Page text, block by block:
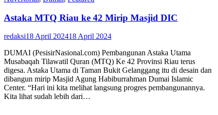
Astaka MTQ Riau ke 42 Mirip Masjid DIC
redaksi18 April 202418 April 2024
DUMAI (PesisirNasional.com) Pembangunan Astaka Utama
Musabaqah Tilawatil Quran (MTQ) Ke 42 Provinsi Riau terus
digesa. Astaka Utama di Taman Bukit Gelanggang itu di desain dan
dibangun mirip Masjid Agung Habiburrahman Dumai Islamic
Center. “Hari ini kita melihat langsung progres pembangunannya.
Kita lihat sudah lebih dari…